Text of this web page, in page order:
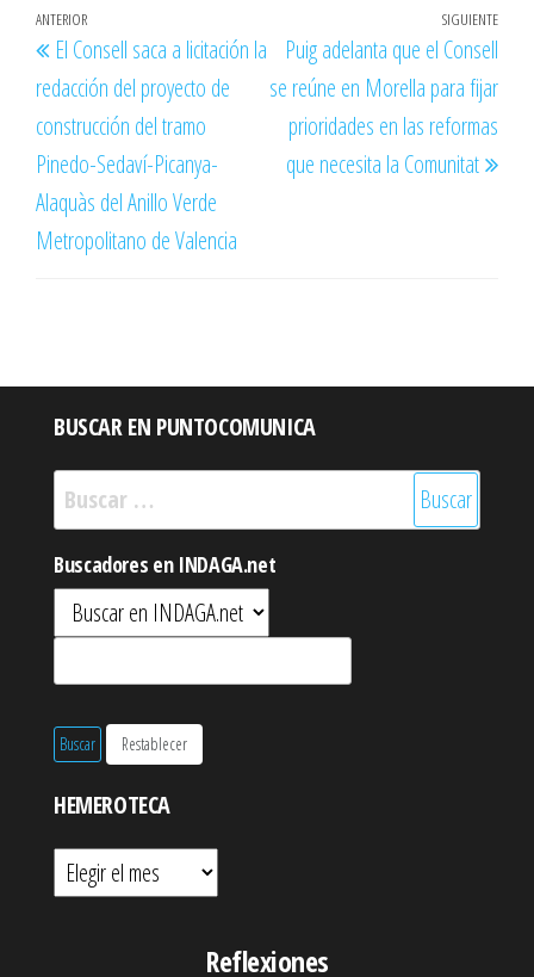
Navegación
de
entradas
Entrada
anterior
ANTERIOR
El Consell saca a licitación la
redacción del proyecto de
construcción del tramo
Pinedo-Sedaví-Picanya-
Alaquàs del Anillo Verde
Metropolitano de Valencia
SIGUIENTE
Puig adelanta que el Consell
se reúne en Morella para fijar
prioridades en las reformas
que necesita la Comunitat
BUSCAR EN PUNTOCOMUNICA
Buscar:
Buscadores en INDAGA.net
HEMEROTECA
Hemeroteca
Reflexiones